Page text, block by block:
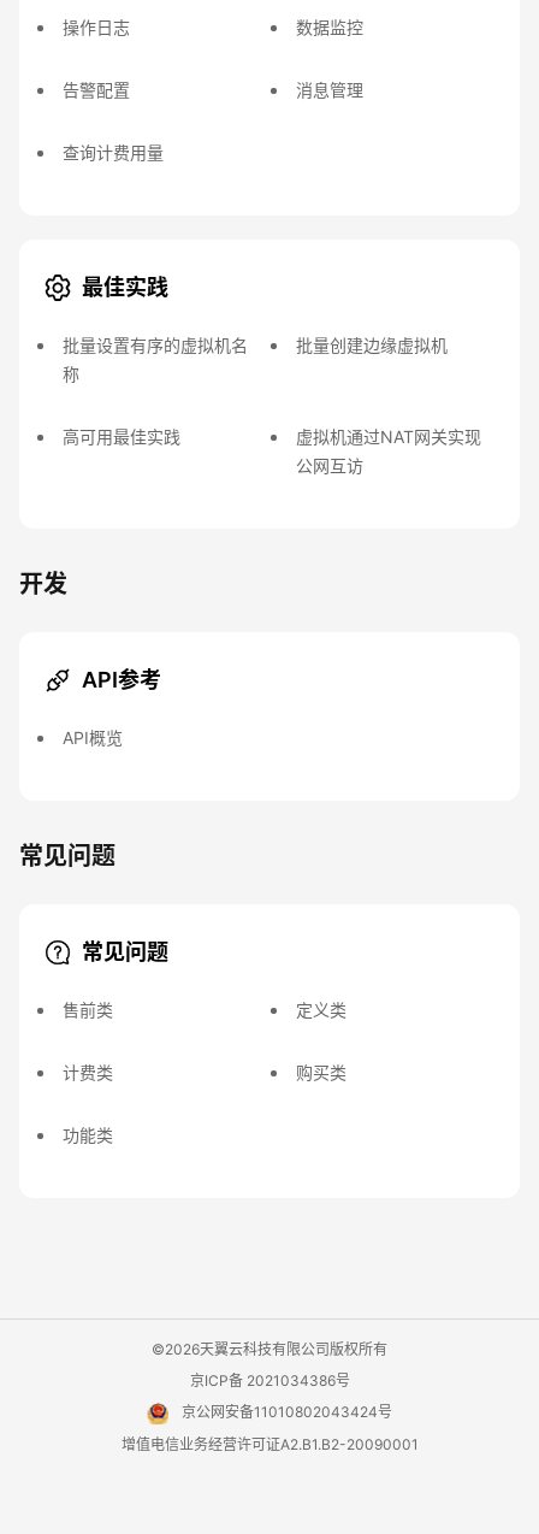
操作日志 数据监控
告警配置 消息管理
查询计费用量
最佳实践
批量设置有序的虚拟机名
称
批量创建边缘虚拟机
高可用最佳实践
虚拟机通过NAT网关实现
公网互访
开发
API参考
API概览
常见问题
常见问题
售前类 定义类
计费类 购买类
功能类
©2026天翼云科技有限公司版权所有
京ICP备 2021034386号
京公网安备11010802043424号
增值电信业务经营许可证A2.B1.B2-20090001